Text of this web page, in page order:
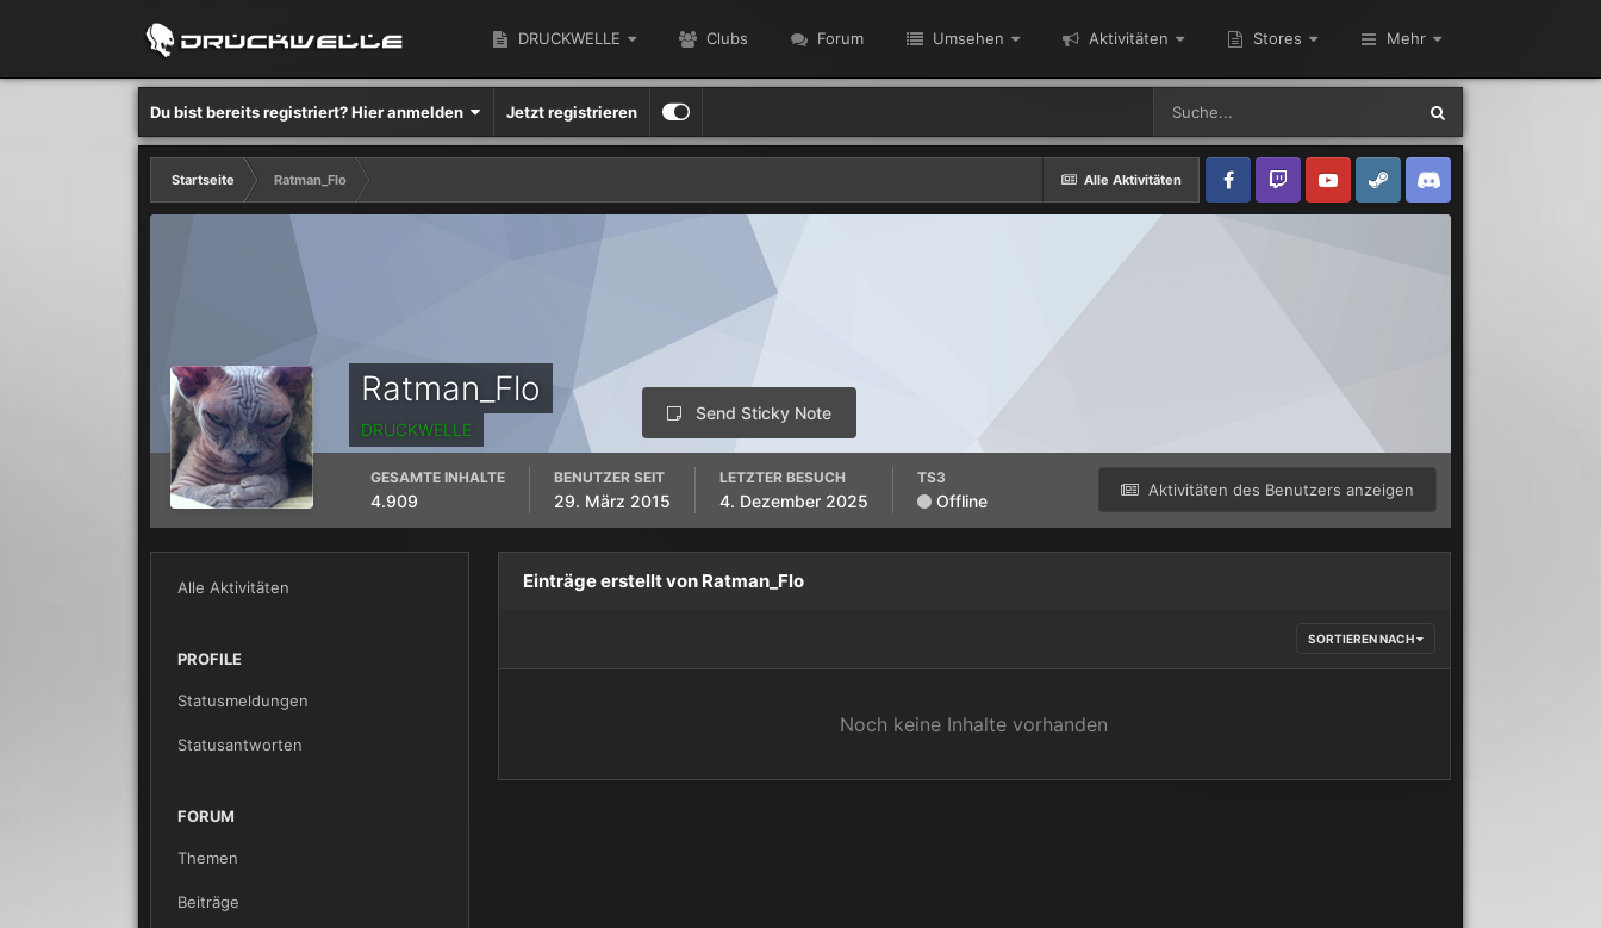
DRUCKWELLE Clubs Forum Umsehen Aktivitäten Stores Mehr
Du bist bereits registriert? Hier anmelden Jetzt registrieren
Alle Aktivitäten
Startseite Ratman_Flo
Ratman_Flo
DRUCKWELLE
Send Sticky Note
Aktivitäten des Benutzers anzeigen
GESAMTE INHALTE
4.909
BENUTZER SEIT
29. März 2015
LETZTER BESUCH
4. Dezember 2025
TS3
Offline
Alle Aktivitäten
PROFILE
Statusmeldungen
Statusantworten
FORUM
Themen
Beiträge
Einträge erstellt von Ratman_Flo
SORTIEREN NACH
Noch keine Inhalte vorhanden